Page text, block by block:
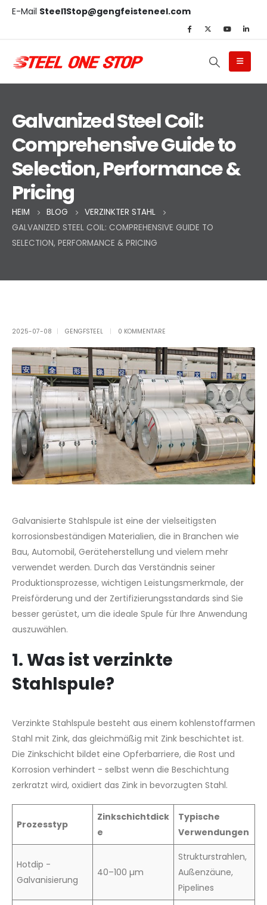
E-Mail Steel1Stop@gengfeisteneel.com
Galvanized Steel Coil:
Comprehensive Guide to
Selection, Performance &
Pricing
HEIM BLOG
VERZINKTER STAHL
GALVANIZED STEEL COIL: COMPREHENSIVE GUIDE TO
SELECTION, PERFORMANCE & PRICING
2025-07-08 GENGFSTEEL 0 KOMMENTARE
Galvanisierte Stahlspule ist eine der vielseitigsten
korrosionsbeständigen Materialien, die in Branchen wie
Bau, Automobil, Geräteherstellung und vielem mehr
verwendet werden. Durch das Verständnis seiner
Produktionsprozesse, wichtigen Leistungsmerkmale, der
Preisförderung und der Zertifizierungsstandards sind Sie
besser gerüstet, um die ideale Spule für Ihre Anwendung
auszuwählen.
1. Was ist verzinkte
Stahlspule?
Verzinkte Stahlspule besteht aus einem kohlenstoffarmen
Stahl mit Zink, das gleichmäßig mit Zink beschichtet ist.
Die Zinkschicht bildet eine Opferbarriere, die Rost und
Korrosion verhindert - selbst wenn die Beschichtung
zerkratzt wird, oxidiert das Zink in bevorzugten Stahl.
Prozesstyp
Zinkschichtdick
e
Typische
Verwendungen
Hotdip -
Galvanisierung
40–100 µm
Strukturstrahlen,
Außenzäune,
Pipelines